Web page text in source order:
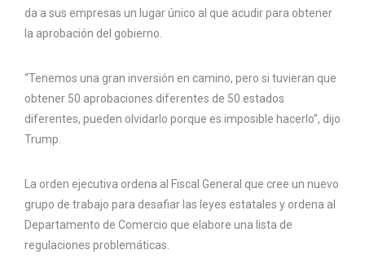
da a sus empresas un lugar único al que acudir para obtener
la aprobación del gobierno.
“Tenemos una gran inversión en camino, pero si tuvieran que
obtener 50 aprobaciones diferentes de 50 estados
diferentes, pueden olvidarlo porque es imposible hacerlo”, dijo
Trump.
La orden ejecutiva ordena al Fiscal General que cree un nuevo
grupo de trabajo para desafiar las leyes estatales y ordena al
Departamento de Comercio que elabore una lista de
regulaciones problemáticas.